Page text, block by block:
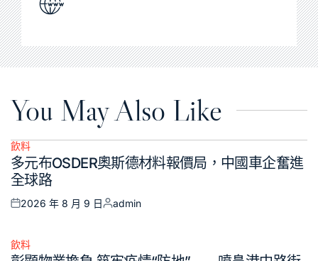
You May Also Like
Posted
in
飲料
多元布OSDER奧斯德材料報價局，中國車企奮進
全球路
Posted
2026 年 8 月 9 日
Posted
admin
Posted
飲料